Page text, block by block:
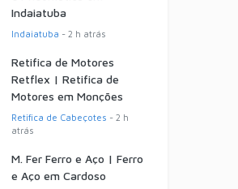
Indaiatuba
Indaiatuba - 2 h atrás
Retifica de Motores
Retflex | Retifica de
Motores em Monções
Retifica de Cabeçotes - 2 h
atrás
M. Fer Ferro e Aço | Ferro
e Aço em Cardoso